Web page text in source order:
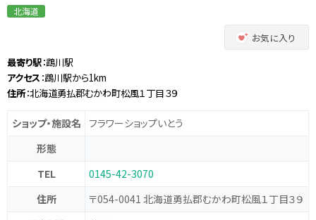
北海道
お気に入り
最寄り駅：鵡川駅
アクセス ：鵡川駅から1km
住所：北海道勇払郡むかわ町松風１丁目３９
ショップ・施設名
フラワーショップいとう
形態
TEL
0145-42-3070
住所
〒054-0041 北海道勇払郡むかわ町松風１丁目３９